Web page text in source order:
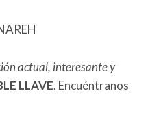
actual, interesante y
LLAVE. Encuéntranos